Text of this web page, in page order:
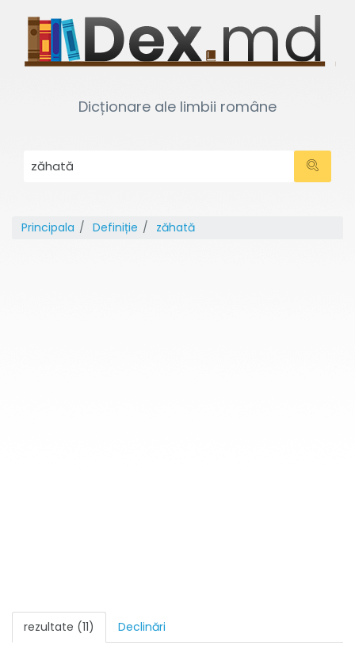
Dicționare ale limbii române
Principala Definiție zăhată
rezultate (11) Declinări